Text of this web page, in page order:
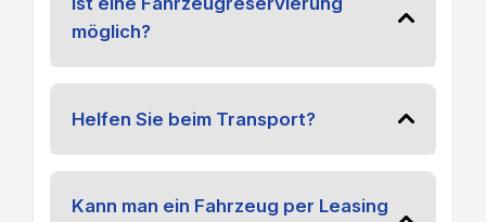
möglich?
Helfen Sie beim Transport?
Kann man ein Fahrzeug per Leasing